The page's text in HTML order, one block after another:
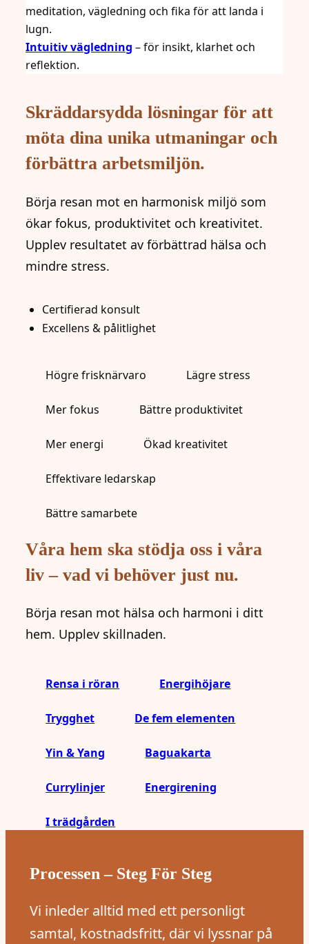
meditation, vägledning och fika för att landa i
lugn.
Intuitiv vägledning – för insikt, klarhet och
reflektion.
Skräddarsydda lösningar för att
möta dina unika utmaningar och
förbättra arbetsmiljön.
Börja resan mot en harmonisk miljö som
ökar fokus, produktivitet och kreativitet.
Upplev resultatet av förbättrad hälsa och
mindre stress.
Certifierad konsult
Excellens & pålitlighet
Högre frisknärvaro Lägre stress
Mer fokus Bättre produktivitet
Mer energi Ökad kreativitet
Effektivare ledarskap
Bättre samarbete
Våra hem ska stödja oss i våra
liv – vad vi behöver just nu.
Börja resan mot hälsa och harmoni i ditt
hem. Upplev skillnaden.
Rensa i röran Energihöjare
Trygghet De fem elementen
Yin & Yang Baguakarta
Currylinjer Energirening
I trädgården
Processen – Steg För Steg
Vi inleder alltid med ett personligt
samtal, kostnadsfritt, där vi lyssnar på